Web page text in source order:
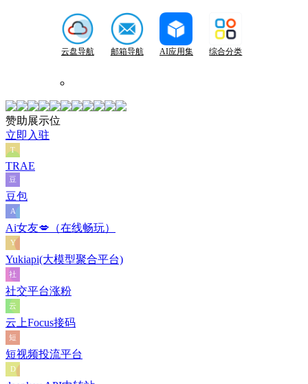
云盘导航 邮箱导航 AI应用集 综合分类
赞助展示位
立即入驻
TRAE
豆包
Ai女友💋（在线畅玩）
Yukiapi(大模型聚合平台)
社交平台涨粉
云上Focus接码
短视频投流平台